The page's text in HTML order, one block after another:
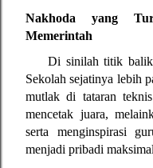
Nakhoda yang
Memerintah
Di sinilah titik
Sekolah sejatinya lebih
mutlak di tataran
mencetak juara,
serta menginspirasi
menjadi pribadi